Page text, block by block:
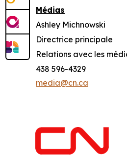
Médias
Ashley Michnowski
Directrice principale
Relations avec les
438 596-4329
media@cn.ca